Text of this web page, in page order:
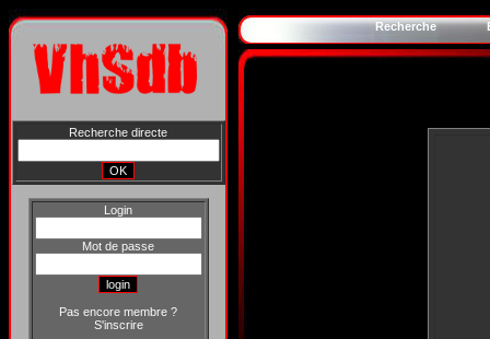
Recherche directe
Login
Mot de passe
Pas encore membre ?
S'inscrire
Recherche